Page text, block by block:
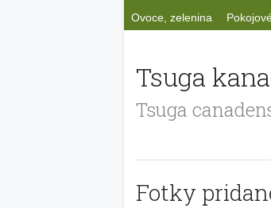
Ovoce, zelenina
Tsuga
Tsuga
Fotky